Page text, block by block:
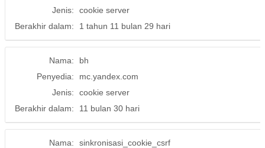
Jenis:
cookie server
Berakhir dalam:
1 tahun 11 bulan 29 hari
Nama:
bh
Penyedia:
mc.yandex.com
Jenis:
cookie server
Berakhir dalam:
11 bulan 30 hari
Nama:
sinkronisasi_cookie_csrf